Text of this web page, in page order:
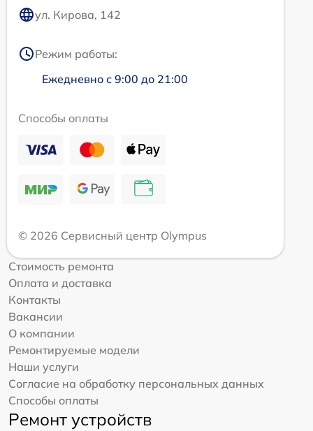
ул. Кирова, 142
Режим работы:
Ежедневно с 9:00 до 21:00
Способы оплаты
© 2026 Сервисный центр Olympus
Стоимость ремонта
Оплата и доставка
Контакты
Вакансии
О компании
Ремонтируемые модели
Наши услуги
Согласие на обработку персональных данных
Способы оплаты
Ремонт устройств